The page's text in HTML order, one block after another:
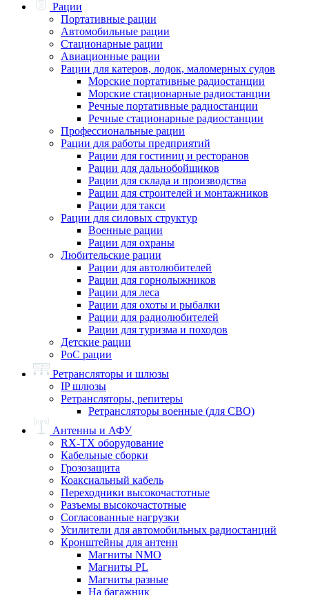
Рации
Портативные рации
Автомобильные рации
Стационарные рации
Авиационные рации
Рации для катеров, лодок, маломерных судов
Морские портативные радиостанции
Морские стационарные радиостанции
Речные портативные радиостанции
Речные стационарные радиостанции
Профессиональные рации
Рации для работы предприятий
Рации для гостиниц и ресторанов
Рации для дальнобойщиков
Рации для склада и производства
Рации для строителей и монтажников
Рации для такси
Рации для силовых структур
Военные рации
Рации для охраны
Любительские рации
Рации для автолюбителей
Рации для горнолыжников
Рации для леса
Рации для охоты и рыбалки
Рации для радиолюбителей
Рации для туризма и походов
Детские рации
PoC рации
Ретрансляторы и шлюзы
IP шлюзы
Ретрансляторы, репитеры
Ретрансляторы военные (для СВО)
Антенны и АФУ
RX-TX оборудование
Кабельные сборки
Грозозащита
Коаксиальный кабель
Переходники высокочастотные
Разъемы высокочастотные
Согласованные нагрузки
Усилители для автомобильных радиостанций
Кронштейны для антенн
Магниты NMO
Магниты PL
Магниты разные
На багажник